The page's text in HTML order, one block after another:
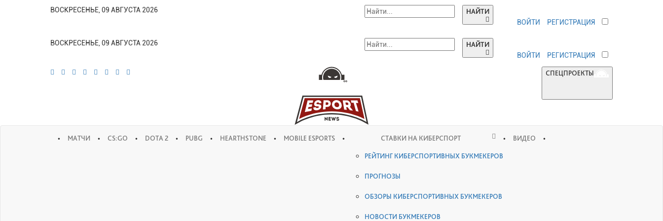
ВОСКРЕСЕНЬЕ, 09 АВГУСТА 2026
НАЙТИ
ВОЙТИ
РЕГИСТРАЦИЯ
ВОСКРЕСЕНЬЕ, 09 АВГУСТА 2026
НАЙТИ
ВОЙТИ
РЕГИСТРАЦИЯ
СПЕЦПРОЕКТЫ
• МАТЧИ • CS:GO • DOTA 2 • PUBG • HEARTHSTONE • MOBILE ESPORTS • СТАВКИ НА КИБЕРСПОРТ
РЕЙТИНГ КИБЕРСПОРТИВНЫХ БУКМЕКЕРОВ
ПРОГНОЗЫ
ОБЗОРЫ КИБЕРСПОРТИВНЫХ БУКМЕКЕРОВ
НОВОСТИ БУКМЕКЕРОВ
• ВИДЕО •